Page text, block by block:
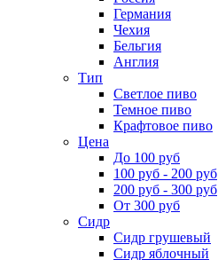
Германия
Чехия
Бельгия
Англия
Тип
Светлое пиво
Темное пиво
Крафтовое пиво
Цена
До 100 руб
100 руб - 200 руб
200 руб - 300 руб
От 300 руб
Сидр
Сидр грушевый
Сидр яблочный